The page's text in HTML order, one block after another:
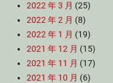
2022 年 3 月 (25)
2022 年 2 月 (8)
2022 年 1 月 (19)
2021 年 12 月 (15)
2021 年 11 月 (17)
2021 年 10 月 (6)